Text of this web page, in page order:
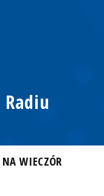
WIECZÓR